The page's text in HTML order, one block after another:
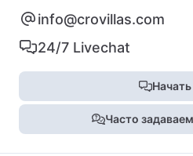
info@crovillas.com
24/7 Livechat
Часто